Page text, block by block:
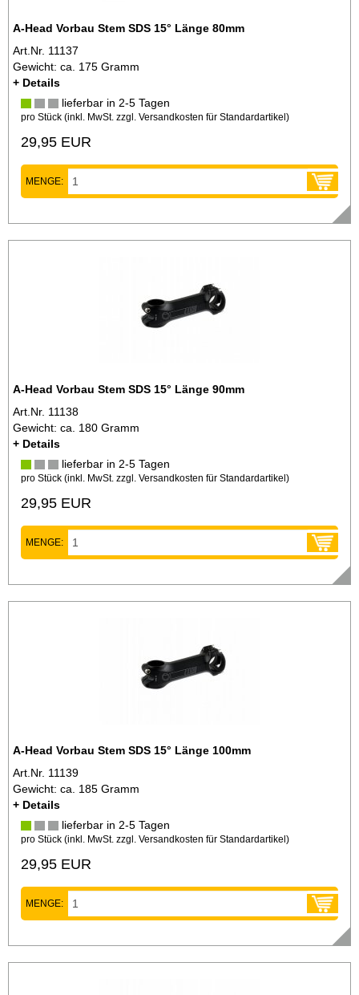
A-Head Vorbau Stem SDS 15° Länge 80mm
Art.Nr. 11137
Gewicht: ca. 175 Gramm
+ Details
lieferbar in 2-5 Tagen
pro Stück (inkl. MwSt. zzgl. Versandkosten für Standardartikel)
29,95 EUR
MENGE:
A-Head Vorbau Stem SDS 15° Länge 90mm
Art.Nr. 11138
Gewicht: ca. 180 Gramm
+ Details
lieferbar in 2-5 Tagen
pro Stück (inkl. MwSt. zzgl. Versandkosten für Standardartikel)
29,95 EUR
MENGE:
A-Head Vorbau Stem SDS 15° Länge 100mm
Art.Nr. 11139
Gewicht: ca. 185 Gramm
+ Details
lieferbar in 2-5 Tagen
pro Stück (inkl. MwSt. zzgl. Versandkosten für Standardartikel)
29,95 EUR
MENGE: